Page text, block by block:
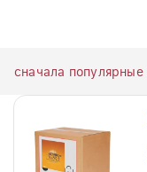
сначала популярные